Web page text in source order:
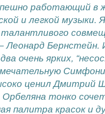
работающий в
и легкой музыки.
талантливого
Леонард Бернстейн.
очень ярких,
ценил Дмитрий
тонко
палитра красок и